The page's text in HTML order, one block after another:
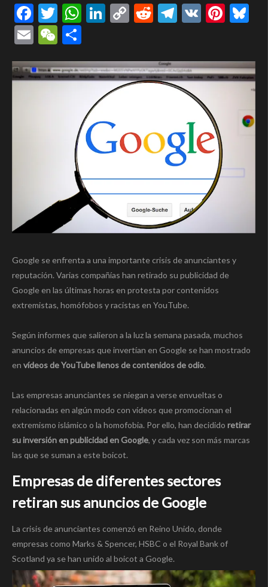
Facebook
Twitter
WhatsApp
LinkedIn
CopyRedditTelegram
VK
EmailWeChat
Google se enfrenta a una importante crisis de anunciantes y
reputación. Varias compañías han retirado su publicidad de
Google en las últimas horas en protesta por contenidos
extremistas, homófobos y racistas en YouTube.
Según informes que salieron a la luz la semana pasada, muchos
anuncios de empresas que invertían en Google se han mostrado
en vídeos de YouTube llenos de contenidos de odio.
Las empresas anunciantes se niegan a verse envueltas o
relacionadas en algún modo con vídeos que promocionan el
extremismo islámico o la homofobia. Por ello, han decidido retirar
su inversión en publicidad en Google, y cada vez son más marcas
las que se suman a este boicot.
Empresas de diferentes sectores
retiran sus anuncios de Google
La crisis de anunciantes comenzó en Reino Unido, donde
empresas como Marks & Spencer, HSBC o el Royal Bank of
Scotland ya se han unido al boicot a Google.